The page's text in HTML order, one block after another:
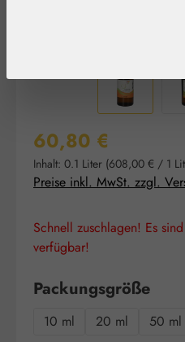
Regulärer Preis:
60,80 €
Inhalt: 0.1 Liter (608,00 € / 1
Preise inkl. MwSt. zzgl.
Schnell zuschlagen! Es
verfügbar!
Packungsgröße
10 ml 20 ml 50 ml